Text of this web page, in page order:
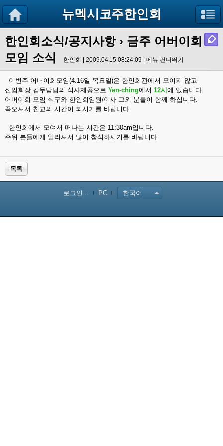
뉴멕시코주한인회
한인회소식/공지사항› 금주 어버이회
모임 소식
한인회 | 2009.04.15 08:24:09 | 메뉴 건너뛰기
이번주 어버이회모임(4.16일 목요일)은 한인회관에서 모이지 않고
신임회장 김두남님의 식사제공으로 Yen-ching에서 12시 에 있습니다.
어버이회 모임 식구와 한인회임원/이사 그외 분들이 함께 하십니다.
꼭오셔서 친교의 시간이 되시기를 바랍니다.
한인회에서 모여서 떠나는 시간은 11:30am입니다.
주위 분들에게 알리셔서 많이 참석하시기를 바랍니다.
목록
로그인... PC 한국어